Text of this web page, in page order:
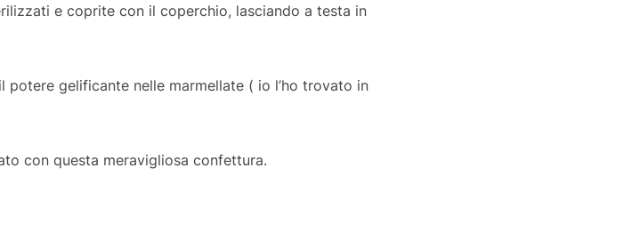
e coprite con il coperchio, lasciando a testa in
gelificante nelle marmellate ( io l’ho trovato in
con questa meravigliosa confettura.